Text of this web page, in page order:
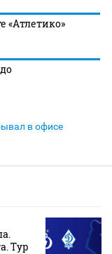
«Атлетико»
в офисе
Тур